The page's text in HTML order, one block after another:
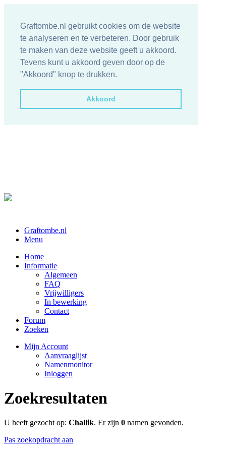
Graftombe.nl gebruikt cookies om de website
te analyseren en te verbeteren. Door gebruik
te maken van deze website geeft u akkoord.
Tevens kunt u akkoord geven door op de
"Akkoord" knop te drukken.
Akkoord
Graftombe.nl
Menu
Home
Informatie
Algemeen
FAQ
Vrijwilligers
In bewerking
Contact
Forum
Zoeken
Mijn Account
Aanvraaglijst
Namenmonitor
Inloggen
Zoekresultaten
U heeft gezocht op: Challik. Er zijn 0 namen gevonden.
Pas zoekopdracht aan